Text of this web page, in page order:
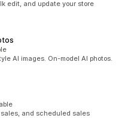
edit, and update your store
AI images. On-model AI photos.
and scheduled sales